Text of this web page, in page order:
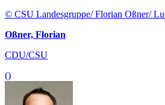
© CSU Landesgruppe/ Florian Oßner/
Oßner, Florian
CDU/CSU
()